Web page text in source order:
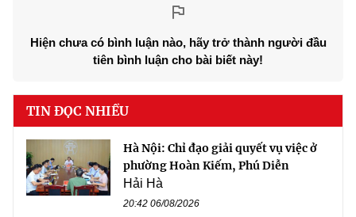
Hiện chưa có bình luận nào, hãy trở thành người đầu
tiên bình luận cho bài biết này!
TIN ĐỌC NHIỀU
Hà Nội: Chỉ đạo giải quyết vụ việc ở
phường Hoàn Kiếm, Phú Diễn
Hải Hà
20:42 06/08/2026